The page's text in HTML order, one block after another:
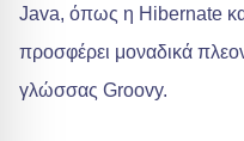
Java, όπως η Hibernate
προσφέρει μοναδικά
γλώσσας Groovy.